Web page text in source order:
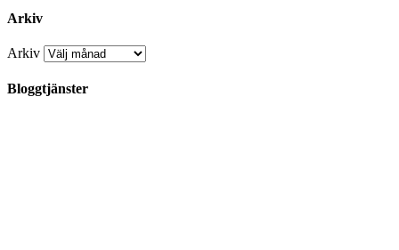
Arkiv
Arkiv
Bloggtjänster